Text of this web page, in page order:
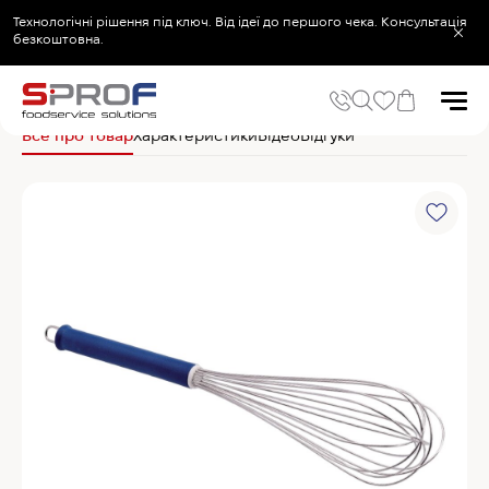
Технологічні рішення під ключ. Від ідеї до першого чека. Консультація
безкоштовна.
Холодильне та Морозильне обладнання
Овочерізки професійні
Хімія для пароконвектоматів
Хімія для посудомийних машин
Головна Кухонний посуд та інвентар Хлібопекарський та
Все про товарХарактеристикиВідеоВідгуки